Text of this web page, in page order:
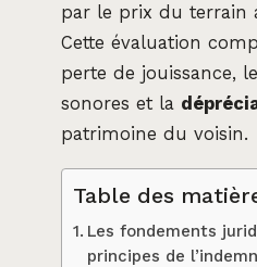
par le prix du terrain
Cette évaluation
perte de jouissance,
sonores et la
patrimoine du voisin.
Table des
Les fondements
principes de